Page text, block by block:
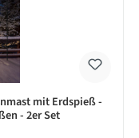
mit Erdspieß -
- 2er Set